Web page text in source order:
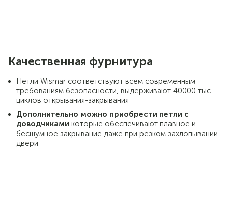
Качественная фурнитура
Петли Wismar соответствуют всем современным
требованиям безопасности, выдерживают 40000 тыс.
циклов открывания-закрывания
Дополнительно можно приобрести петли с
доводчиками которые обеспечивают плавное и
бесшумное закрывание даже при резком захлопывании
двери